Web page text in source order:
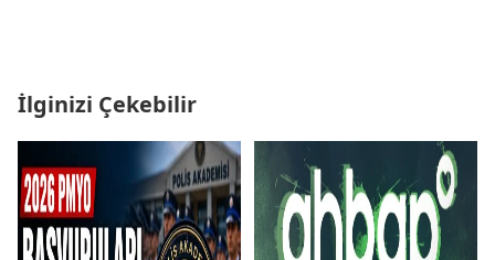
İlginizi Çekebilir